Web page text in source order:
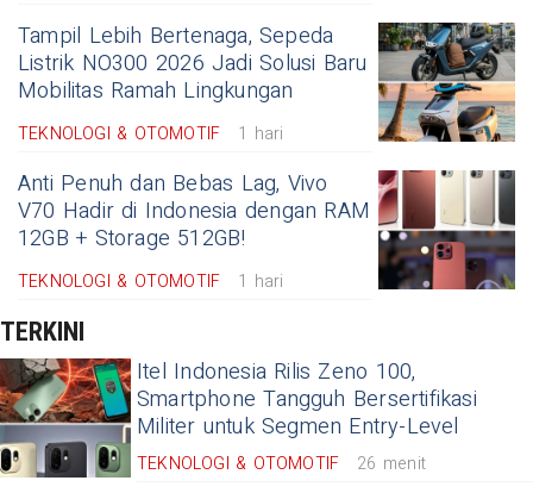
Tampil Lebih Bertenaga, Sepeda
Listrik NO300 2026 Jadi Solusi Baru
Mobilitas Ramah Lingkungan
TEKNOLOGI & OTOMOTIF 1 hari
Anti Penuh dan Bebas Lag, Vivo
V70 Hadir di Indonesia dengan RAM
12GB + Storage 512GB!
TEKNOLOGI & OTOMOTIF 1 hari
TERKINI
Itel Indonesia Rilis Zeno 100,
Smartphone Tangguh Bersertifikasi
Militer untuk Segmen Entry-Level
TEKNOLOGI & OTOMOTIF 26 menit